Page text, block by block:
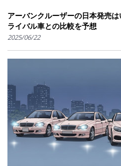
アーバンクルーザーの日本発売
ライバル車との比較を予想
2025/06/22